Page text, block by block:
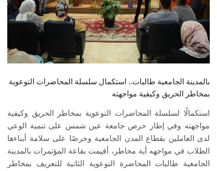
الموظفون
الزائـرون
بالمدينة الجامعية طالبات.. استكمال سلسلة المحاضرات التوعوية
بمخاطر الحريق وكيفية مواجهته
استكمالًا لسلسلة المحاضرات التوعوية بمخاطر الحريق وكيفية
مواجهته وفي إطار حرص جامعة عين شمس على تنمية الوعي
لدى العاملين بقطاع المدن الجامعية وحرصًا على سلامة أبناءها
الطلاب في مواجهه أية مخاطر، أقيمت بقاعة المؤتمرات بالمدينة
الجامعية طالبات المحاضرة التوعوية الثانية للتعريف بمخاطر